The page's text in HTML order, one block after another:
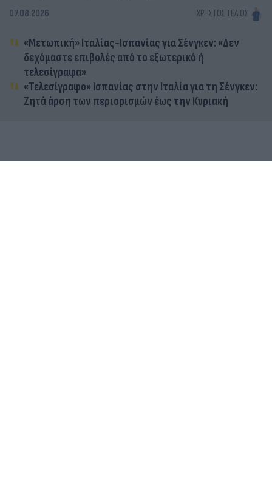
07.08.2026 ΧΡΉΣΤΟΣ ΤΈΛΙΟΣ
«Μετωπική» Ιταλίας-Ισπανίας για Σένγκεν: «Δεν
δεχόμαστε επιβολές από το εξωτερικό ή
τελεσίγραφα»
«Τελεσίγραφο» Ισπανίας στην Ιταλία για τη Σένγκεν:
Ζητά άρση των περιορισμών έως την Κυριακή